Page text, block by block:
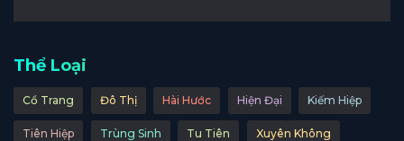
Thể Loại
Cổ Trang Đô Thị Hài Hước Hiện Đại Kiếm Hiệp
Tiên Hiệp Trùng Sinh Tu Tiên Xuyên Không